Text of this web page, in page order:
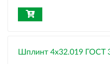
Шплинт 4x32.019 ГОСТ